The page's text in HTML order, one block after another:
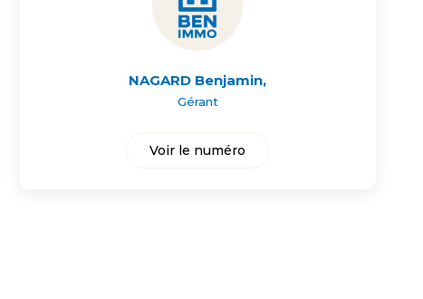
NAGARD Benjamin,
Gérant
Voir le numéro